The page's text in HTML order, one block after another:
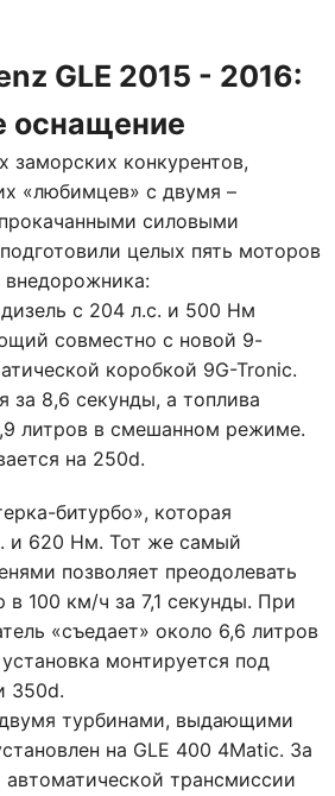
GLE 2015 - 2016:
оснащение
заморских конкурентов,
«любимцев» с двумя –
силовыми
целых пять моторов
с 204 л.с. и 500 Нм
совместно с новой 9-
коробкой 9G-Tronic.
за 8,6 секунды, а топлива
литров в смешанном режиме.
на 250d.
битурбо», которая
и 620 Нм. Тот же самый
позволяет преодолевать
100 км/ч за 7,1 секунды. При
«съедает» около 6,6 литров
монтируется под
350d.
турбинами, выдающими
на GLE 400 4Matic. За
автоматической трансмиссии